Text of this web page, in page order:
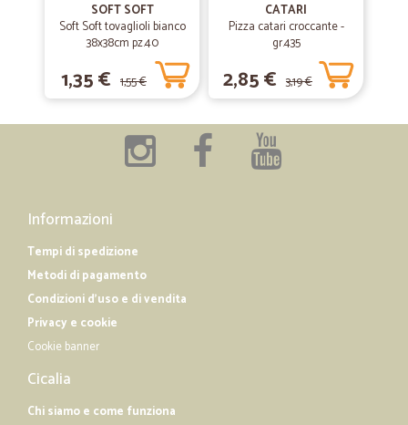
SOFT SOFT
Soft Soft tovaglioli bianco
38x38cm pz.40
1,35 € 1,55 €
CATARI
Pizza catari croccante -
gr.435
2,85 € 3,19 €
Informazioni
Tempi di spedizione
Metodi di pagamento
Condizioni d'uso e di vendita
Privacy e cookie
Cookie banner
Cicalia
Chi siamo e come funziona